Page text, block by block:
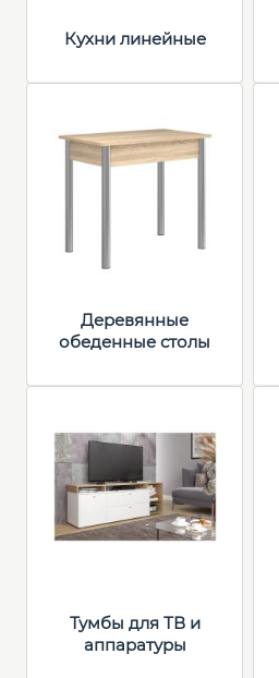
Кухни линейные
Деревянные
обеденные столы
Тумбы для ТВ и
аппаратуры